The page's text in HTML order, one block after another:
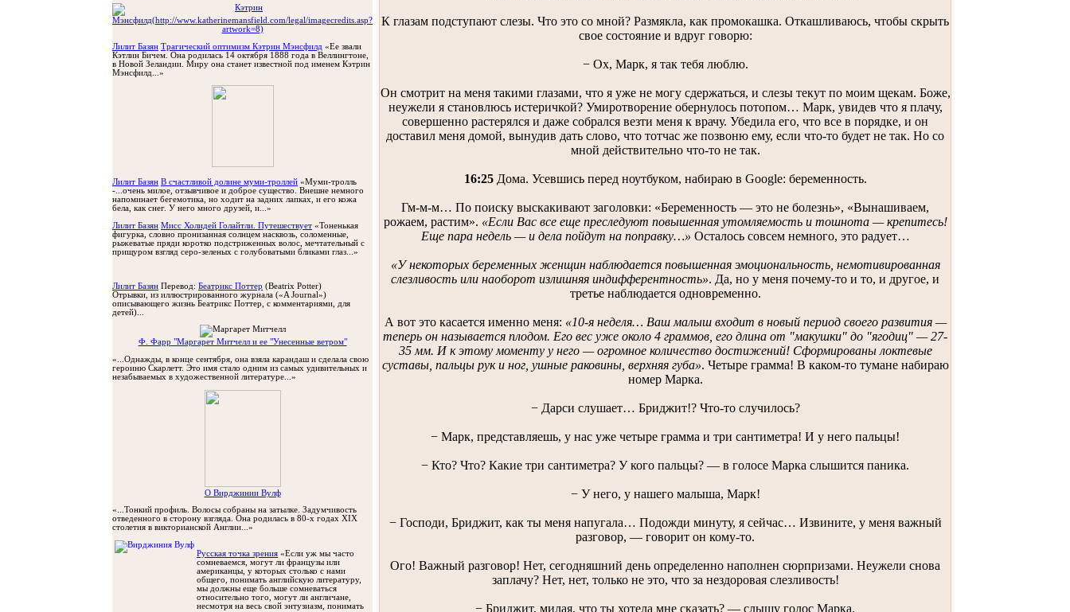
Лилит Базян Трагический оптимизм Кэтрин Мэнсфилд «Ее звали
Кэтлин Бичем. Она родилась 14 октября 1888 года в Веллингтоне,
в Новой Зеландии. Миру она станет известной под именем Кэтрин
Мэнсфилд...»
Лилит Базян В счастливой долине муми-троллей «Муми-тролль
-...oчень милое, отзывчивое и доброе существо. Внешне немного
напоминает бегемотика, но ходит на задних лапках, и его кожа
бела, как снег. У него много друзей, и...»
Лилит Базян Мисс Холидей Голайтли. Путешествует «Тоненькая
фигурка, словно пронизанная солнцем насквозь, соломенные,
рыжеватые пряди коротко подстриженных волос, мечтательный с
прищуром взгляд серо-зеленых с голубоватыми бликами глаз...»
Лилит Базян Перевод: Беатрикс Поттер (Beatrix Potter)
Oтрывки, из иллюстрированного журнала («A Journal»)
описывающего жизнь Беатрикс Поттер, с комментариями, для
детей)...
Ф. Фарр "Маргарет Митчелл и ее "Унесенные ветром"
«...Однажды, в конце сентября, она взяла карандаш и сделала свою
героиню Скарлетт. Это имя стало одним из самых удивительных и
незабываемых в художественной литературе...»
O Вирджинии Вулф
«...Тонкий профиль. Волосы собраны на затылке. Задумчивость
отведенного в сторону взгляда. Она родилась в 80-х годах XIX
столетия в викторианской Англии...»
Русская точка зрения «Если уж мы часто
сомневаемся, могут ли французы или
американцы, у которых столько с нами
общего, понимать английскую литературу,
мы должны еще больше сомневаться
относительно того, могут ли англичане,
несмотря на весь свой энтузиазм, понимать
К глазам подступают слезы. Что это со мной? Размякла, как промокашка. Откашливаюсь, чтобы скрыть
свое состояние и вдруг говорю:
− Ох, Марк, я так тебя люблю.
Он смотрит на меня такими глазами, что я уже не могу сдержаться, и слезы текут по моим щекам. Боже,
неужели я становлюсь истеричкой? Умиротворение обернулось потопом… Марк, увидев что я плачу,
совершенно растерялся и даже собрался везти меня к врачу. Убедила его, что все в порядке, и он
доставил меня домой, вынудив дать слово, что тотчас же позвоню ему, если что-то будет не так. Но со
мной действительно что-то не так.
16:25Дома. Усевшись перед ноутбуком, набираю в Google: беременность.
Гм-м-м… По поиску выскакивают заголовки: «Беременность — это не болезнь», «Вынашиваем,
рожаем, растим». «Если Вас все еще преследуют повышенная утомляемость и тошнота — крепитесь!
Еще пара недель — и дела пойдут на поправку…» Осталось совсем немного, это радует…
«У некоторых беременных женщин наблюдается повышенная эмоциональность, немотивированная
слезливость или наоборот излишняя индифферентность». Да, но у меня почему-то и то, и другое, и
третье наблюдается одновременно.
А вот это касается именно меня: «10-я неделя… Ваш малыш входит в новый период своего развития —
теперь он называется плодом. Его вес уже около 4 граммов, его длина от "макушки" до "ягодиц" — 27-
35 мм. И к этому моменту у него — огромное количество достижений! Сформированы локтевые
суставы, пальцы рук и ног, ушные раковины, верхняя губа». Четыре грамма! В каком-то тумане набираю
номер Марка.
− Дарси слушает… Бриджит!? Что-то случилось?
− Марк, представляешь, у нас уже четыре грамма и три сантиметра! И у него пальцы!
− Кто? Что? Какие три сантиметра? У кого пальцы? — в голосе Марка слышится паника.
− У него, у нашего малыша, Марк!
− Господи, Бриджит, как ты меня напугала… Подожди минуту, я сейчас… Извините, у меня важный
разговор, — говорит он кому-то.
Ого! Важный разговор! Нет, сегодняшний день определенно наполнен сюрпризами. Неужели снова
заплачу? Нет, нет, только не это, что за нездоровая слезливость!
− Бриджит, милая, что ты хотела мне сказать? — слышу голос Марка.